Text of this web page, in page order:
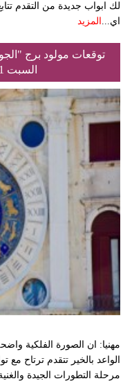
لك ابواب جديدة من التقدم
اي... المزيد
السبت 21 كانون الثاني 2023
مهنيا: ان الصورة الفلكية
الواعد بالخير تتقدم ترتاح
مرحلة التطورات الجيدة